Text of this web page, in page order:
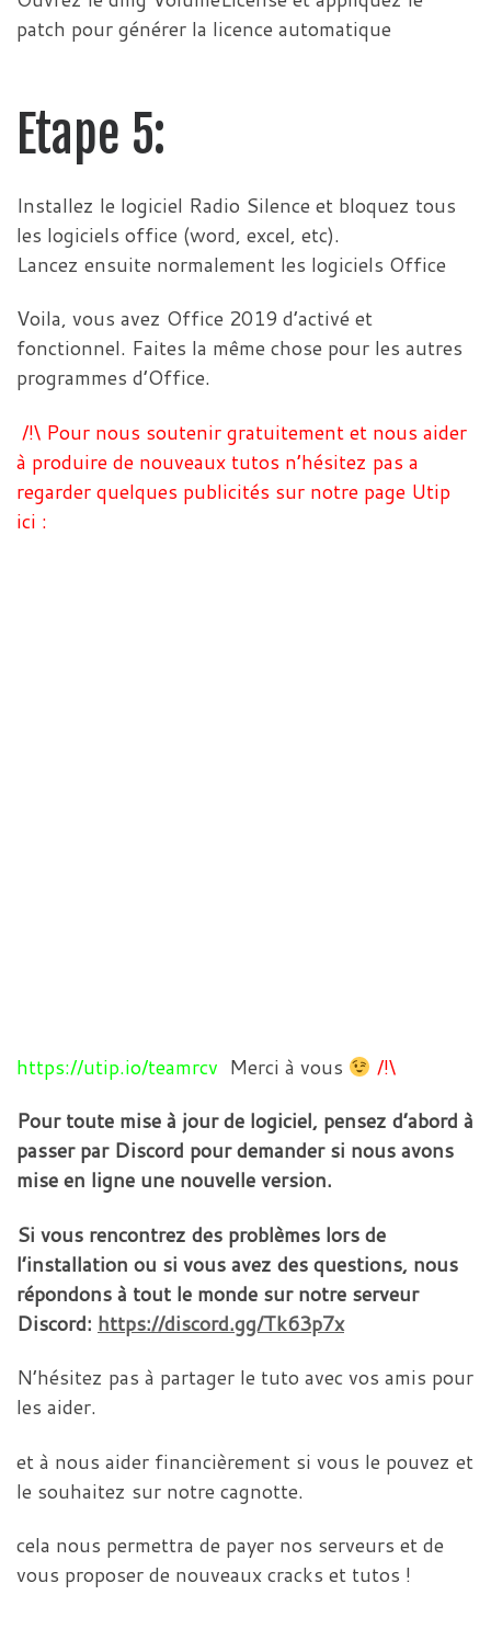
patch pour générer la licence automatique
Etape 5:
Installez le logiciel Radio Silence et bloquez tous
les logiciels office (word, excel, etc).
Lancez ensuite normalement les logiciels Office
Voila, vous avez Office 2019 d’activé et
fonctionnel. Faites la même chose pour les autres
programmes d’Office.
/!\ Pour nous soutenir gratuitement et nous aider
à produire de nouveaux tutos n’hésitez pas a
regarder quelques publicités sur notre page Utip
ici :
https://utip.io/teamrcv Merci à vous
/!\
Pour toute mise à jour de logiciel, pensez d’abord à
passer par Discord pour demander si nous avons
mise en ligne une nouvelle version.
Si vous rencontrez des problèmes lors de
l’installation ou si vous avez des questions, nous
répondons à tout le monde sur notre serveur
Discord: https://discord.gg/Tk63p7x
N’hésitez pas à partager le tuto avec vos amis pour
les aider.
et à nous aider financièrement si vous le pouvez et
le souhaitez sur notre cagnotte.
cela nous permettra de payer nos serveurs et de
vous proposer de nouveaux cracks et tutos !